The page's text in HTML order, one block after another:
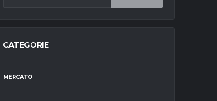
CATEGORIE
MERCATO